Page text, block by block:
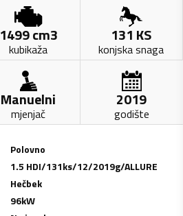
1499cm3
kubikaža
131 KS
konjska snaga
Manuelni
mjenjač
2019
godište
Polovno
1.5 HDI/131ks/12/2019g/ALLURE
Hečbek
96kW